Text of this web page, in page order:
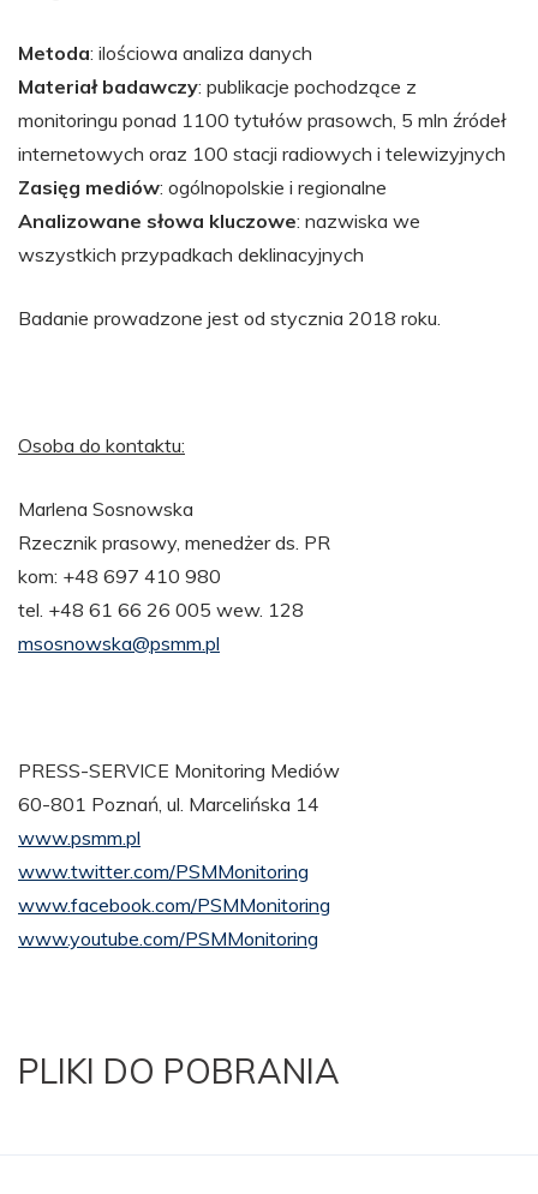
Metoda: ilościowa analiza danych
Materiał badawczy: publikacje pochodzące z
monitoringu ponad 1100 tytułów prasowch, 5 mln źródeł
internetowych oraz 100 stacji radiowych i telewizyjnych
Zasięg mediów: ogólnopolskie i regionalne
Analizowane słowa kluczowe: nazwiska we
wszystkich przypadkach deklinacyjnych
Badanie prowadzone jest od stycznia 2018 roku.
Osoba do kontaktu:
Marlena Sosnowska
Rzecznik prasowy, menedżer ds. PR
kom: +48 697 410 980
tel. +48 61 66 26 005 wew. 128
msosnowska@psmm.pl
PRESS-SERVICE Monitoring Mediów
60-801 Poznań, ul. Marcelińska 14
www.psmm.pl
www.twitter.com/PSMMonitoring
www.facebook.com/PSMMonitoring
www.youtube.com/PSMMonitoring
PLIKI DO POBRANIA